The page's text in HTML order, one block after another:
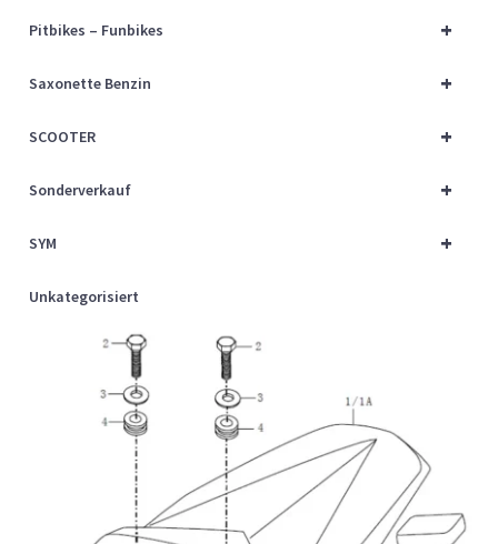
+
Pitbikes – Funbikes
+
Saxonette Benzin
+
SCOOTER
+
Sonderverkauf
+
SYM
Unkategorisiert